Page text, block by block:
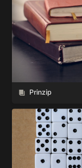
Prinzip
Methode